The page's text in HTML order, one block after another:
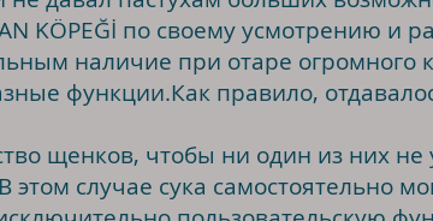
KÖPEĞİ по своему усмотрению и
наличие при отаре огромного
функции.Как правило,
щенков, чтобы ни один из них не
случае сука самостоятельно